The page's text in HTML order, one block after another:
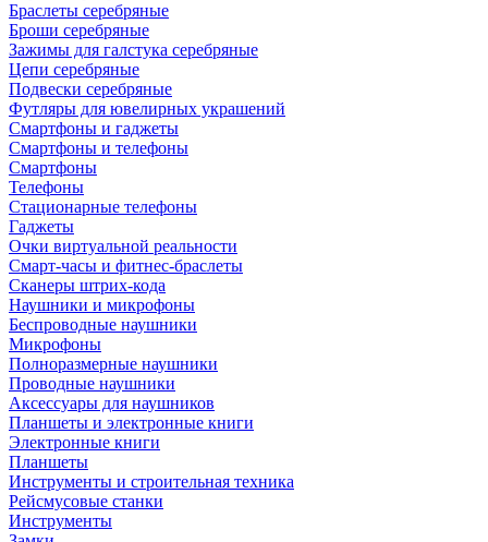
Браслеты серебряные
Броши серебряные
Зажимы для галстука серебряные
Цепи серебряные
Подвески серебряные
Футляры для ювелирных украшений
Смартфоны и гаджеты
Смартфоны и телефоны
Смартфоны
Телефоны
Стационарные телефоны
Гаджеты
Очки виртуальной реальности
Смарт-часы и фитнес-браслеты
Сканеры штрих-кода
Наушники и микрофоны
Беспроводные наушники
Микрофоны
Полноразмерные наушники
Проводные наушники
Аксессуары для наушников
Планшеты и электронные книги
Электронные книги
Планшеты
Инструменты и строительная техника
Рейсмусовые станки
Инструменты